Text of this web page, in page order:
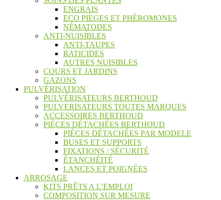
ENGRAIS
ECO PIEGES ET PHÉROMONES
NÉMATODES
ANTI-NUISIBLES
ANTI-TAUPES
RATICIDES
AUTRES NUISIBLES
COURS ET JARDINS
GAZONS
PULVÉRISATION
PULVÉRISATEURS BERTHOUD
PULVERISATEURS TOUTES MARQUES
ACCESSOIRES BERTHOUD
PIÈCES DÉTACHÉES BERTHOUD
PIÉCES DÉTACHÉES PAR MODELE
BUSES ET SUPPORTS
FIXATIONS / SÉCURITÉ
ÉTANCHÉITÉ
LANCES ET POIGNÉES
ARROSAGE
KITS PRÊTS A L’EMPLOI
COMPOSITION SUR MESURE